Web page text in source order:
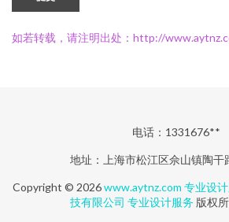
如若转载，请注明出处：http://
电话：1331676**
地址：上海市松江区佘山镇陶干
Copyright © 2026www.aytnz.com 专业设
技有限公司 专业设计服务 版权